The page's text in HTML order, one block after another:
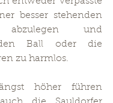
besser stehenden
abzulegen und
den Ball oder die
zu harmlos.
höher führen